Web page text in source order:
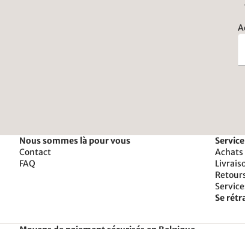
Nous sommes là pour vous
Contact
FAQ
Service
Se